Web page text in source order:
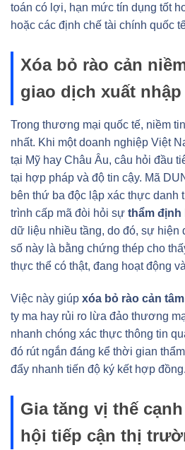
toán có lợi, hạn mức tín dụng tốt
hoặc các định chế tài chính quốc
Xóa bỏ rào cản
giao dịch xuất nhập
Trong thương mại quốc tế, niềm
nhất. Khi một doanh nghiệp Việt
tại Mỹ hay Châu Âu, câu hỏi đầu
tại hợp pháp và độ tin cậy. Mã
bên thứ ba độc lập xác thực danh
trình cấp mã đòi hỏi sự thẩm định
dữ liệu nhiều tầng, do đó, sự hiện
số này là bằng chứng thép cho
thực thể có thật, đang hoạt động
Việc này giúp xóa bỏ rào cản
ty ma hay rủi ro lừa đảo thương
nhanh chóng xác thực thông tin
đó rút ngắn đáng kể thời gian
đẩy nhanh tiến độ ký kết hợp đồng.
Gia tăng vị thế
hội tiếp cận thị